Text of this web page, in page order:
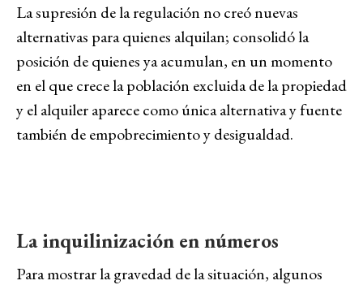
La supresión de la regulación no creó nuevas
alternativas para quienes alquilan; consolidó la
posición de quienes ya acumulan, en un momento
en el que crece la población excluida de la propiedad
y el alquiler aparece como única alternativa y fuente
también de empobrecimiento y desigualdad.
La inquilinización en números
Para mostrar la gravedad de la situación, algunos